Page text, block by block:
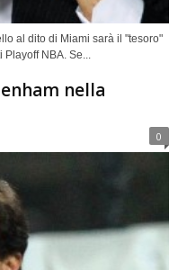
al dito di Miami sarà il "tesoro"
NBA. Se...
nella
0